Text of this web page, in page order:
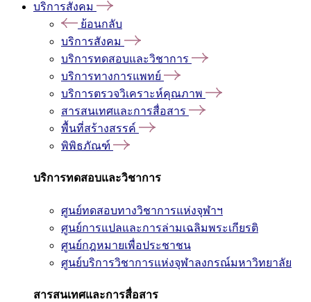
บริการสังคม
ย้อนกลับ
บริการสังคม
บริการทดสอบและวิชาการ
บริการทางการแพทย์
บริการตรวจวิเคราะห์คุณภาพ
สารสนเทศและการสื่อสาร
พื้นที่สร้างสรรค์
พิพิธภัณฑ์
บริการทดสอบและวิชาการ
ศูนย์ทดสอบทางวิชาการแห่งจุฬาฯ
ศูนย์การแปลและการล่ามเฉลิมพระเกียรติ
ศูนย์กฎหมายเพื่อประชาชน
ศูนย์บริการวิชาการแห่งจุฬาลงกรณ์มหาวิทยาลัย
สารสนเทศและการสื่อสาร